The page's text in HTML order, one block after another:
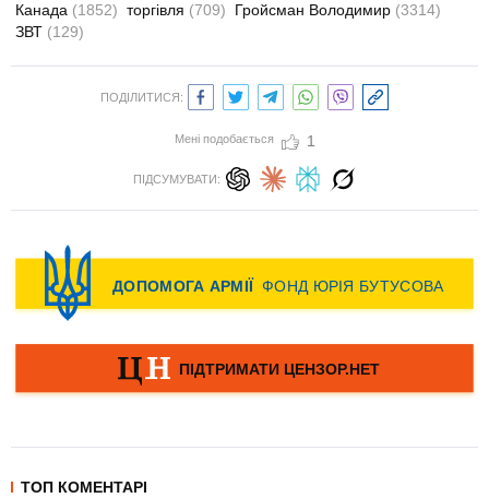
Канада (1852) торгівля (709) Гройсман Володимир (3314)
ЗВТ (129)
ПОДІЛИТИСЯ:
Мені подобається 1
ПІДСУМУВАТИ:
ТОП КОМЕНТАРІ